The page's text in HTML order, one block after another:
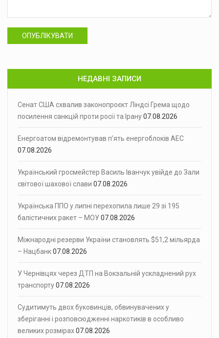
ОПУБЛІКУВАТИ
НЕДАВНІ ЗАПИСИ
Сенат США схвалив законопроєкт Ліндсі Грема щодо
посилення санкцій проти росії та Ірану07.08.2026
Енергоатом відремонтував п’ять енергоблоків АЕС
07.08.2026
Український гросмейстер Василь Іванчук увійде до Зали
світової шахової слави 07.08.2026
Українська ППО у липні перехопила лише 29 зі 195
балістичних ракет – МОУ07.08.2026
Міжнародні резерви України становлять $51,2 мільярда
– Нацбанк07.08.2026
У Чернівцях через ДТП на Вокзальній ускладнений рух
транспорту07.08.2026
Судитимуть двох буковинців, обвинувачених у
зберіганні і розповсюдженні наркотиків в особливо
великих розмірах07.08.2026